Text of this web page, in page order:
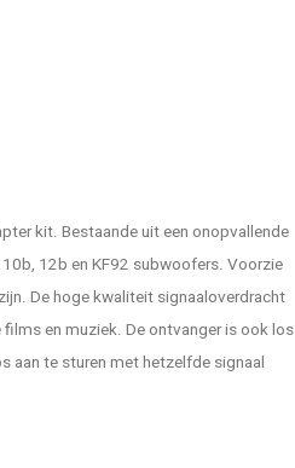
kit. Bestaande uit een onopvallende
10b, 12b en KF92 subwoofers. Voorzie
De hoge kwaliteit signaaloverdracht
en muziek. De ontvanger is ook los
aan te sturen met hetzelfde signaal